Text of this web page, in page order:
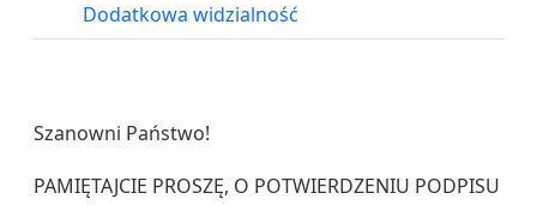
Dodatkowa widzialność
Szanowni Państwo!
PAMIĘTAJCIE PROSZĘ, O POTWIERDZENIU PODPISU